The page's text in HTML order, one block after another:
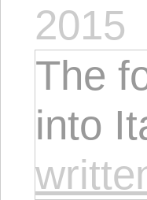
2015
The
into